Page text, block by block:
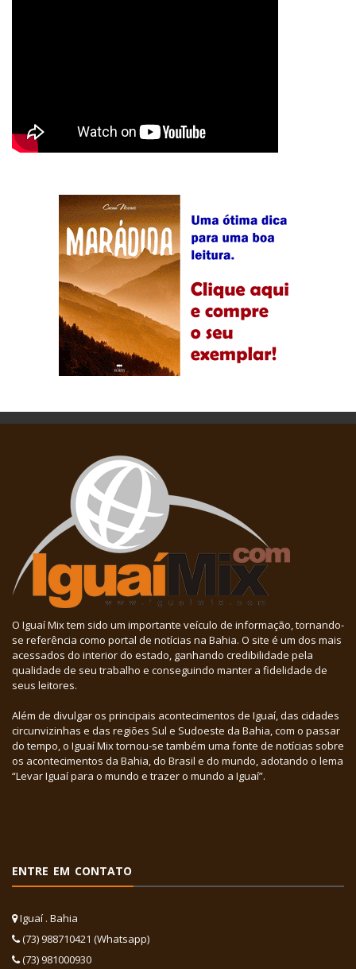
O Iguaí Mix tem sido um importante veículo de informação, tornando-
se referência como portal de notícias na Bahia. O site é um dos mais
acessados do interior do estado, ganhando credibilidade pela
qualidade de seu trabalho e conseguindo manter a fidelidade de
seus leitores.
Além de divulgar os principais acontecimentos de Iguaí, das cidades
circunvizinhas e das regiões Sul e Sudoeste da Bahia, com o passar
do tempo, o Iguaí Mix tornou-se também uma fonte de notícias sobre
os acontecimentos da Bahia, do Brasil e do mundo, adotando o lema
“Levar Iguaí para o mundo e trazer o mundo a Iguaí”.
ENTRE EM CONTATO
Iguaí . Bahia
(73) 988710421 (Whatsapp)
(73) 981000930